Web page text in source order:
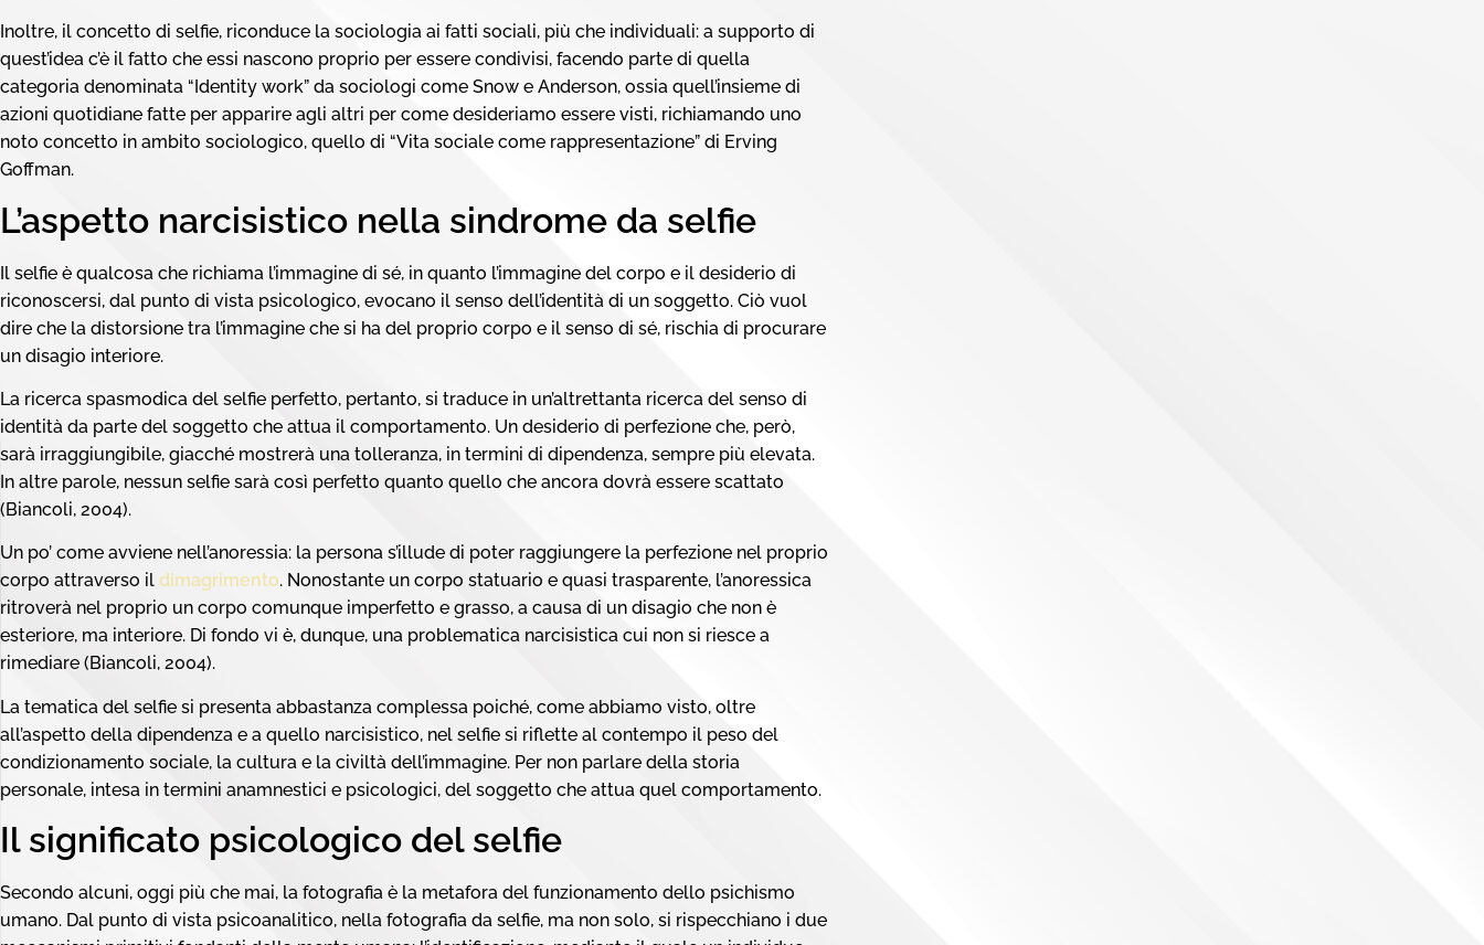
Inoltre, il concetto di selfie, riconduce la sociologia ai fatti sociali, più che individuali: a supporto di
quest’idea c’è il fatto che essi nascono proprio per essere condivisi, facendo parte di quella
categoria denominata “Identity work” da sociologi come Snow e Anderson, ossia quell’insieme di
azioni quotidiane fatte per apparire agli altri per come desideriamo essere visti, richiamando uno
noto concetto in ambito sociologico, quello di “Vita sociale come rappresentazione” di Erving
Goffman.
L’aspetto narcisistico nella sindrome da selfie
Il selfie è qualcosa che richiama l’immagine di sé, in quanto l’immagine del corpo e il desiderio di
riconoscersi, dal punto di vista psicologico, evocano il senso dell’identità di un soggetto. Ciò vuol
dire che la distorsione tra l’immagine che si ha del proprio corpo e il senso di sé, rischia di procurare
un disagio interiore.
La ricerca spasmodica del selfie perfetto, pertanto, si traduce in un’altrettanta ricerca del senso di
identità da parte del soggetto che attua il comportamento. Un desiderio di perfezione che, però,
sarà irraggiungibile, giacché mostrerà una tolleranza, in termini di dipendenza, sempre più elevata.
In altre parole, nessun selfie sarà così perfetto quanto quello che ancora dovrà essere scattato
(Biancoli, 2004).
Un po’ come avviene nell’anoressia: la persona s’illude di poter raggiungere la perfezione nel proprio
corpo attraverso il dimagrimento. Nonostante un corpo statuario e quasi trasparente, l’anoressica
ritroverà nel proprio un corpo comunque imperfetto e grasso, a causa di un disagio che non è
esteriore, ma interiore. Di fondo vi è, dunque, una problematica narcisistica cui non si riesce a
rimediare (Biancoli, 2004).
La tematica del selfie si presenta abbastanza complessa poiché, come abbiamo visto, oltre
all’aspetto della dipendenza e a quello narcisistico, nel selfie si riflette al contempo il peso del
condizionamento sociale, la cultura e la civiltà dell’immagine. Per non parlare della storia
personale, intesa in termini anamnestici e psicologici, del soggetto che attua quel comportamento.
Il significato psicologico del selfie
Secondo alcuni, oggi più che mai, la fotografia è la metafora del funzionamento dello psichismo
umano. Dal punto di vista psicoanalitico, nella fotografia da selfie, ma non solo, si rispecchiano i due